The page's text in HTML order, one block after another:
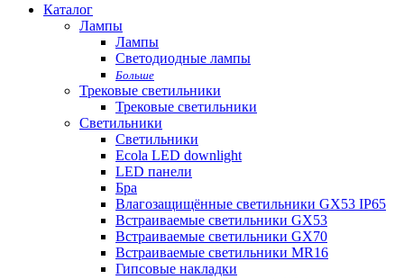
Каталог
Лампы
Лампы
Светодиодные лампы
Больше
Трековые светильники
Трековые светильники
Светильники
Светильники
Ecola LED downlight
LED панели
Бра
Влагозащищённые светильники GX53 IP65
Встраиваемые светильники GX53
Встраиваемые светильники GX70
Встраиваемые светильники MR16
Гипсовые накладки